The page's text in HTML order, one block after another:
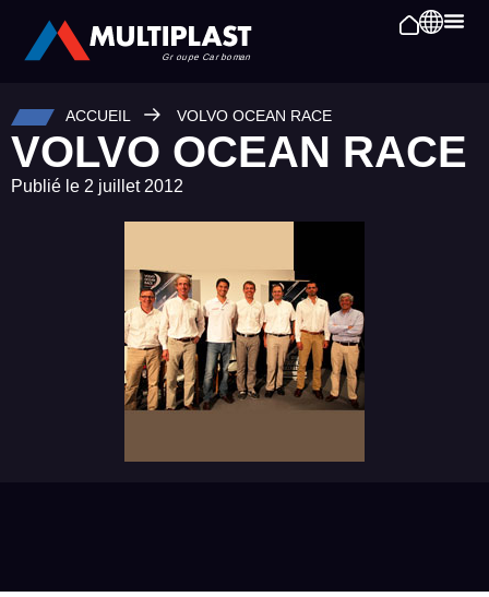
ACCUEIL VOLVO OCEAN RACE
VOLVO OCEAN RACE
Publié le 2 juillet 2012